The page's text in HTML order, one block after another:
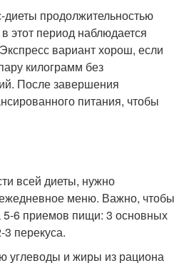
диеты продолжительностью
этот период наблюдается
вариант хорош, если
килограмм без
После завершения
питания, чтобы
всей диеты, нужно
меню. Важно, чтобы
5-6 приемов пищи: 3 основных
3 перекуса.
углеводы и жиры из рациона